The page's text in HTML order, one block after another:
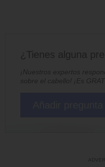
¿Tienes alguna
¡Nuestros expertos
sobre el cabello! ¡Es